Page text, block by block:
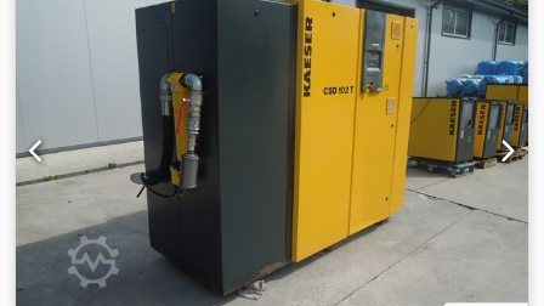
Sprężarka w pełni sprawna, zapewniamy serwis. Poniżej
link do wideo.